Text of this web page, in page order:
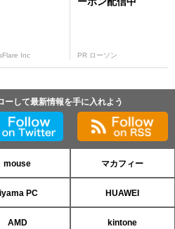
Inc PR ローソン
ーして最新情報を手に入れよう
mouse マカフィー
PC HUAWEI
AMD kintone